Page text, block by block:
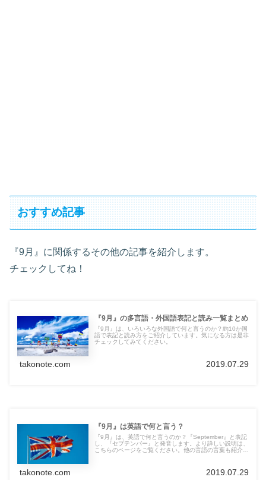
おすすめ記事
『9月』に関係するその他の記事を紹介します。
チェックしてね！
『9月』の多言語・外国語表記と読み一覧まとめ
『9月』は、いろいろな外国語で何と言うのか？約10か国
語で表記と読み方をご紹介しています。気になる方は是非
チェックしてみてください。
takonote.com 2019.07.29
『9月』は英語で何と言う？
『9月』は、英語で何と言うのか？『September』と表記
し、『セプテンバー』と発音します。より詳しい説明は、
こちらのページをご覧ください。他の言語の言葉も紹介し
takonote.com 2019.07.29